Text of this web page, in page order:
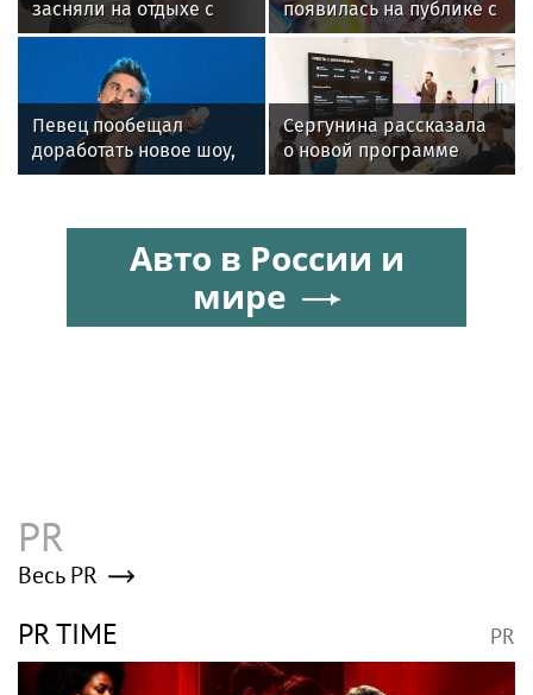
Коммерсантъ в новостях
подорвали дистанционно
«Коммерсантъ» стал самой